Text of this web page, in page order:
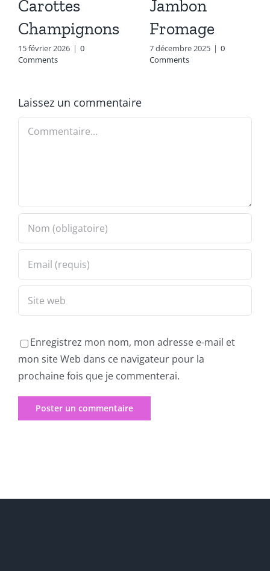
Carottes
Champignons
15 février 2026 | 0
Comments
Jambon
Fromage
7 décembre 2025 | 0
Comments
Laissez un commentaire
Commentaire
Enregistrez mon nom, mon adresse e-mail et
mon site Web dans ce navigateur pour la
prochaine fois que je commenterai.